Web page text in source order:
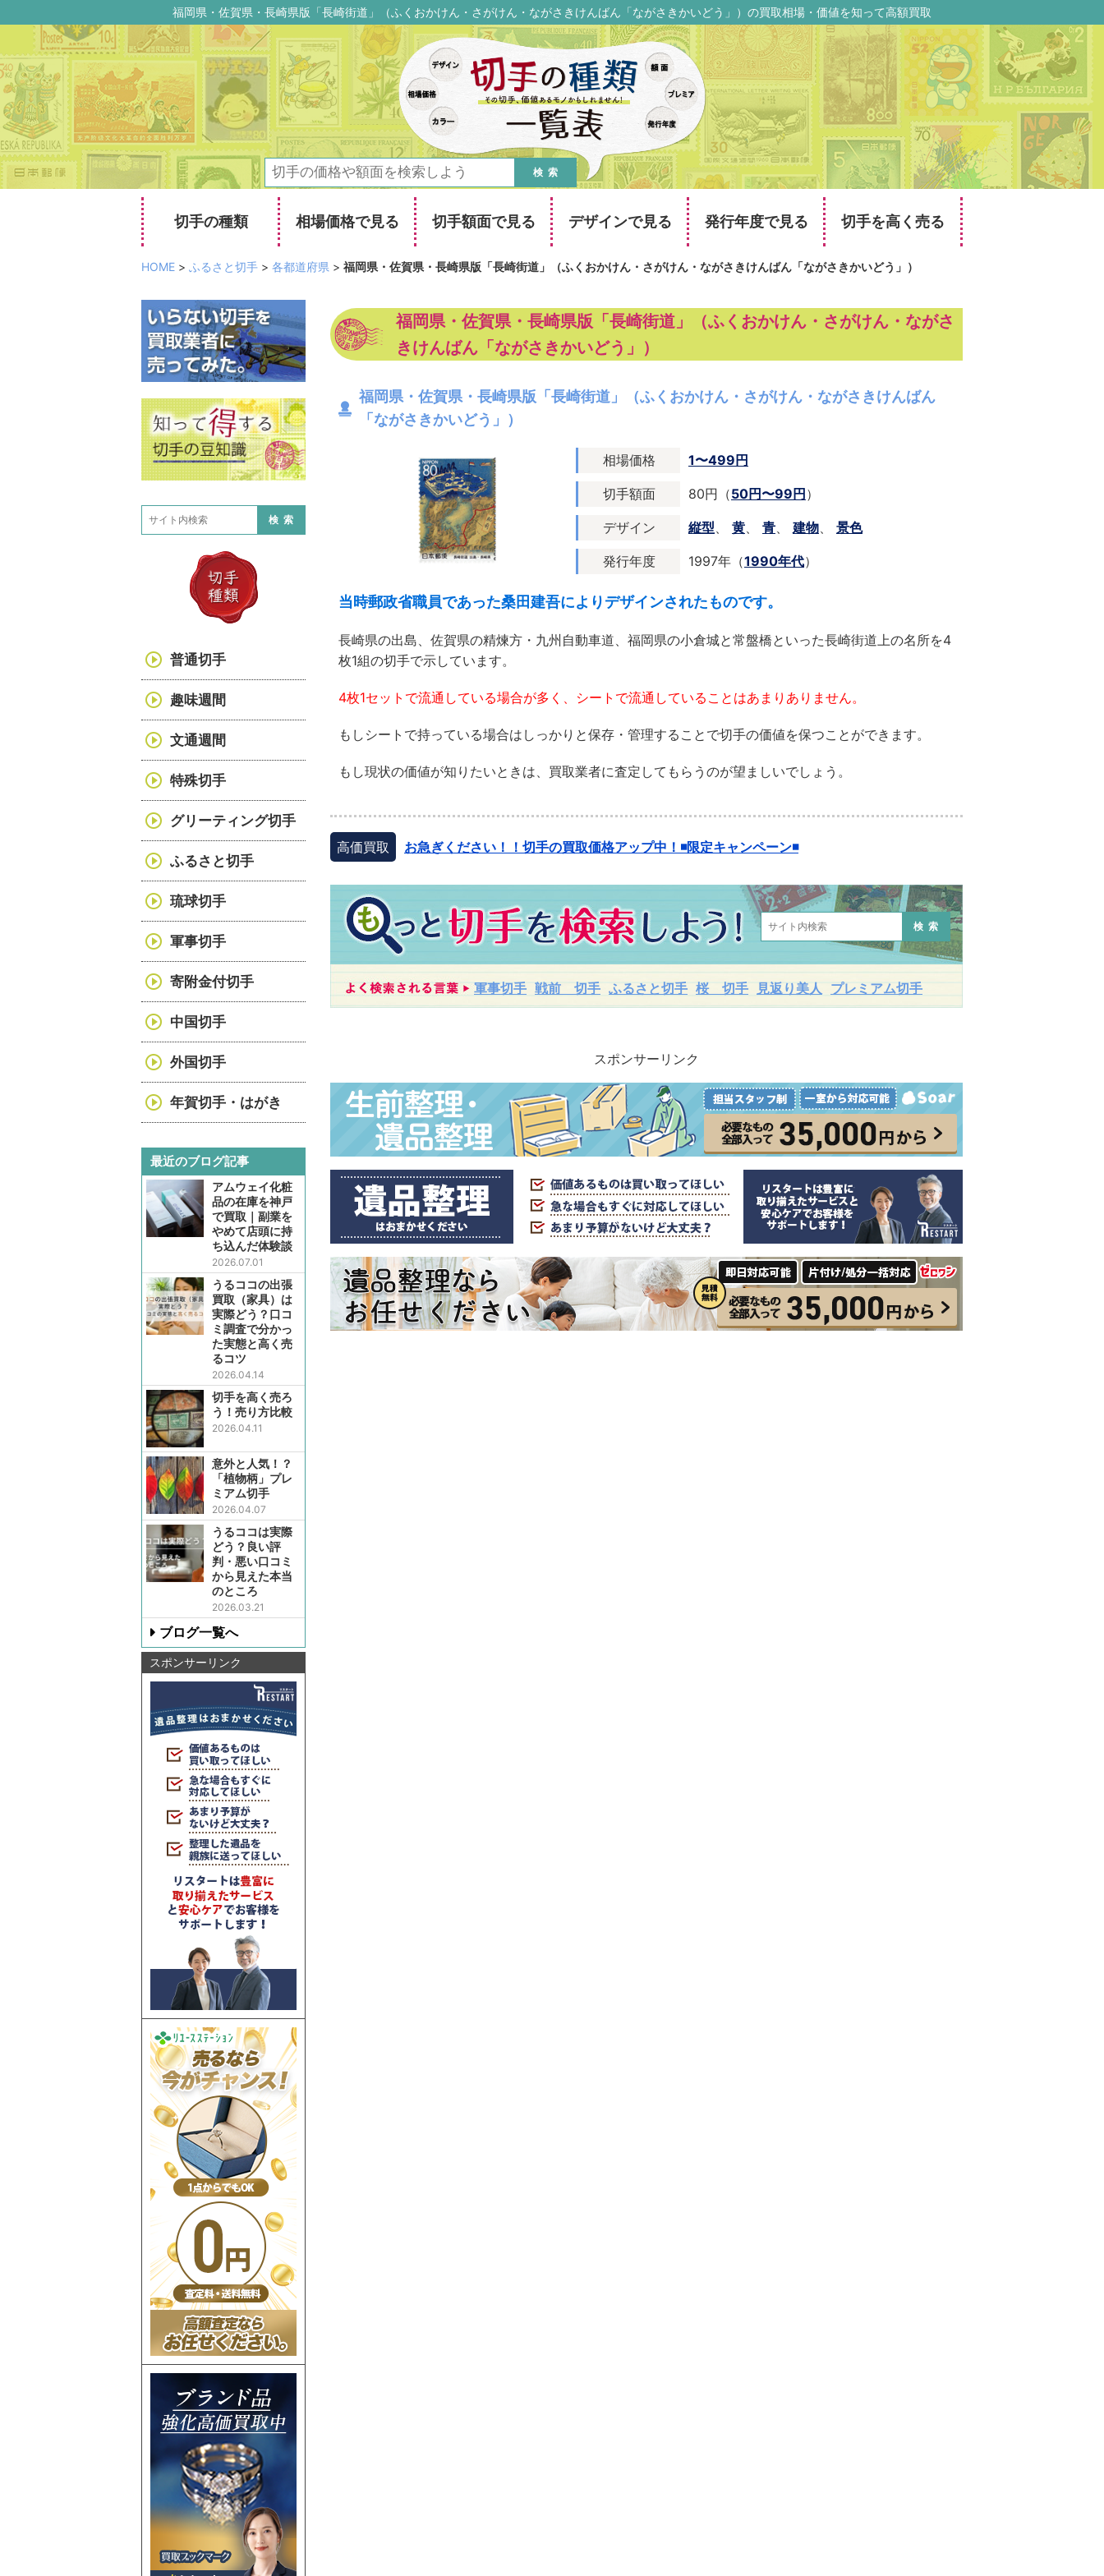
福岡県・佐賀県・長崎県版「長崎街道」（ふくおかけん・さがけん・ながさきけんばん「ながさきかいどう」）の買取相場・価値を知って高額買取
検索
切手の種類 相場価格で見る 切手額面で見る デザインで見る 発行年度で見る 切手を高く売る
HOME > ふるさと切手 > 各都道府県 > 福岡県・佐賀県・長崎県版「長崎街道」（ふくおかけん・さがけん・ながさきけんばん「ながさきかいどう」）
福岡県・佐賀県・長崎県版「長崎街道」（ふくおかけん・さがけん・ながさ
きけんばん「ながさきかいどう」）
福岡県・佐賀県・長崎県版「長崎街道」（ふくおかけん・さがけん・ながさきけんばん
「ながさきかいどう」）
相場価格 1〜499円
切手額面 80円（50円〜99円 ）
デザイン 縦型、 黄、 青、 建物、 景色
発行年度 1997年（1990年代）
当時郵政省職員であった桑田建吾によりデザインされたものです。
長崎県の出島、佐賀県の精煉方・九州自動車道、福岡県の小倉城と常盤橋といった長崎街道上の名所を4
枚1組の切手で示しています。
4枚1セットで流通している場合が多く、シートで流通していることはあまりありません。
もしシートで持っている場合はしっかりと保存・管理することで切手の価値を保つことができます。
もし現状の価値が知りたいときは、買取業者に査定してもらうのが望ましいでしょう。
高価買取 お急ぎください！！切手の買取価格アップ中！◾️限定キャンペーン◾️
検索
軍事切手 戦前 切手 ふるさと切手 桜 切手 見返り美人 プレミアム切手
スポンサーリンク
検索
普通切手
趣味週間
文通週間
特殊切手
グリーティング切手
ふるさと切手
琉球切手
軍事切手
寄附金付切手
中国切手
外国切手
年賀切手・はがき
最近のブログ記事
アムウェイ化粧
品の在庫を神戸
で買取｜副業を
やめて店頭に持
ち込んだ体験談
2026.07.01
うるココの出張
買取（家具）は
実際どう？口コ
ミ調査で分かっ
た実態と高く売
るコツ
2026.04.14
切手を高く売ろ
う！売り方比較
2026.04.11
意外と人気！？
「植物柄」プレ
ミアム切手
2026.04.07
うるココは実際
どう？良い評
判・悪い口コミ
から見えた本当
のところ
2026.03.21
ブログ一覧へ
スポンサーリンク